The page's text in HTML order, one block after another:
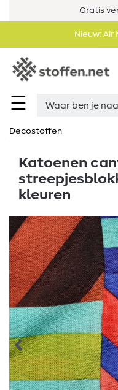
Gratis
Nieuw: Air
☰
Decostoffen
Katoenen
kleuren